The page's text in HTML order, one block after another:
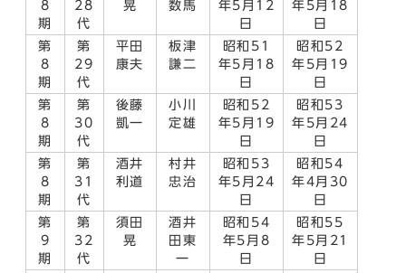
8
期
28
代
晃 数馬
年5月12
日
年5月18
日
第
8
期
第
29
代
平田
康夫
板津
謙二
昭和51
年5月18
日
昭和52
年5月19
日
第
8
期
第
30
代
後藤
凱一
小川
定雄
昭和52
年5月19
日
昭和53
年5月24
日
第
8
期
第
31
代
酒井
利道
村井
忠治
昭和53
年5月24
日
昭和54
年4月30
日
第
9
期
第
32
代
須田
晃
酒井
田東
一
昭和54
年5月8
日
昭和55
年5月21
日